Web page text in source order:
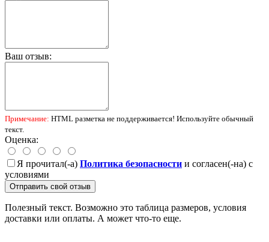
Ваш отзыв:
Примечание: HTML разметка не поддерживается! Используйте обычный
текст.
Оценка:
Я прочитал(-а) Политика безопасности и согласен(-на) с
условиями
Отправить свой отзыв
Полезный текст. Возможно это таблица размеров, условия
доставки или оплаты. А может что-то еще.